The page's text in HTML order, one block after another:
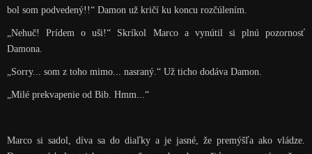
bol som podvedený!!“ Damon už kričí ku koncu rozčúlením.
„Nehuč! Prídem o uši!“ Skríkol Marco a vynútil si plnú pozornosť
Damona.
„Sorry... som z toho mimo... nasraný.“ Už ticho dodáva Damon.
„Milé prekvapenie od Bib. Hmm...“
Marco si sadol, díva sa do diaľky a je jasné, že premýšľa ako vládze.